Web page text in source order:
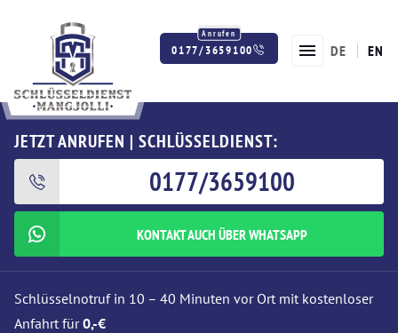
0177/3659100 DE EN
JETZT ANRUFEN | SCHLÜSSELDIENST:
0177/3659100
KONTAKT AUCH ÜBER WHATSAPP
Schlüsselnotruf in 10 – 40 Minuten vor Ort mit kostenloser
Anfahrt für0,-€